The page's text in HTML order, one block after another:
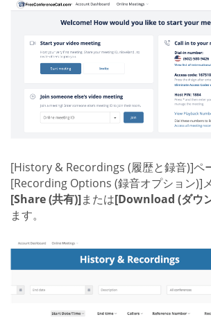
[History & Recordings (履歴と録音)]ペ
[Recording Options (録音オプション)]
[Share (共有)]または[Download (ダウ
ます。